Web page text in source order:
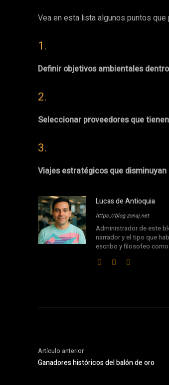
Vea en esta lista algunos puntos
1.
Definir objetivos ambientales
2.
Seleccionar proveedores que
3.
Viajes estratégicos que
Lucas de Antioquia
https://blog.zonaj.net
Administrador de este
narrador y el tipo que
escribo y filosofeo
Artículo anterior
Ganadores históricos del balón de oro